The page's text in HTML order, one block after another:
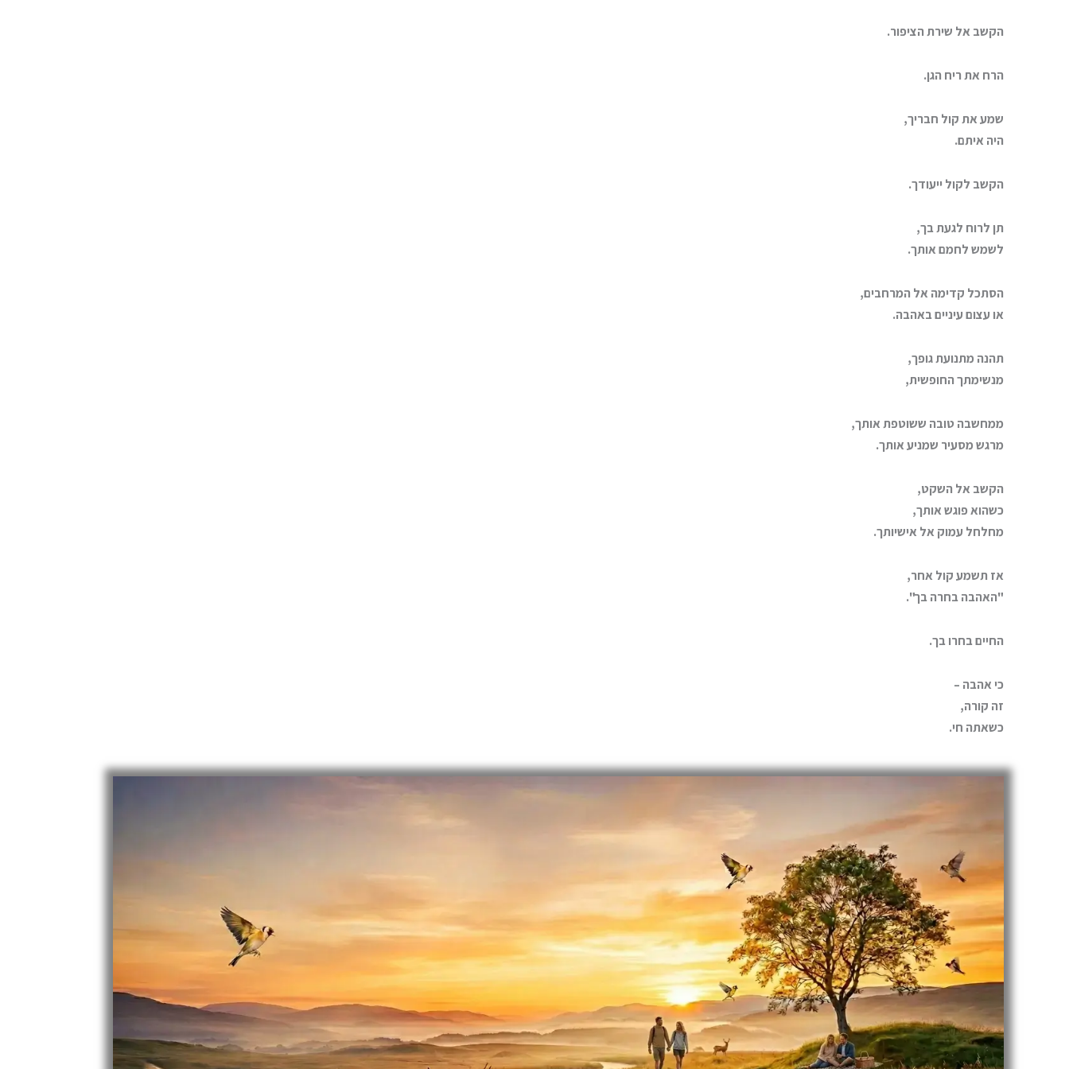
הקשב אל שירת הציפור.
הרח את ריח הגן.
שמע את קול חבריך,
היה איתם.
הקשב לקול ייעודך.
תן לרוח לגעת בך,
לשמש לחמם אותך.
הסתכל קדימה אל המרחבים,
או עצום עיניים באהבה.
תהנה מתנועת גופך,
מנשימתך החופשית,
ממחשבה טובה ששוטפת אותך,
מרגש מסעיר שמניע אותך.
הקשב אל השקט,
כשהוא פוגש אותך,
מחלחל עמוק אל אישיותך.
אז תשמע קול אחר,
"האהבה בחרה בך".
החיים בחרו בך.
כי אהבה –
זה קורה,
כשאתה חי.